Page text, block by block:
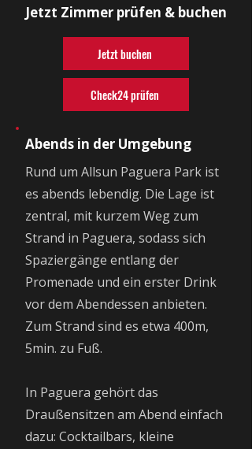
Jetzt Zimmer prüfen & buchen
Jetzt buchen
Check24 prüfen
Abends in der Umgebung
Rund um Allsun Paguera Park ist
es abends lebendig. Die Lage ist
zentral, mit kurzem Weg zum
Strand in Paguera, sodass sich
Spaziergänge entlang der
Promenade und ein erster Drink
vor dem Abendessen anbieten.
Zum Strand sind es etwa 400m,
5min. zu Fuß.
In Paguera gehört das
Draußensitzen am Abend einfach
dazu: Cocktailbars, kleine